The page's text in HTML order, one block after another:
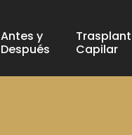
Antes y
Después
Capilar